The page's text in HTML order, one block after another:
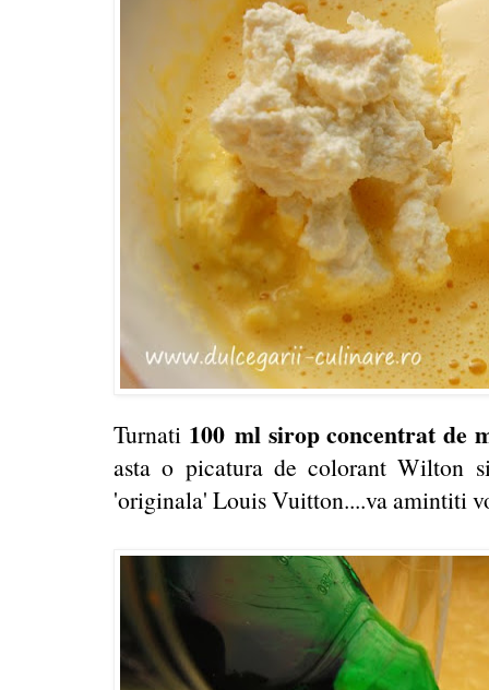
Turnati 100 ml sirop concentrat de
asta o picatura de colorant Wilton
'originala' Louis Vuitton....va amintiti